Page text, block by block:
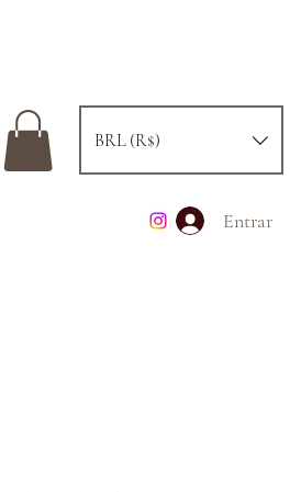
Entrar
BRL (R$)